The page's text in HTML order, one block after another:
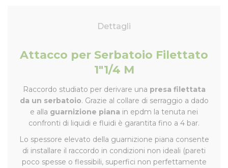
Dettagli
Attacco per Serbatoio Filettato
1"1/4 M
Raccordo studiato per derivare una presa filettata
da un serbatoio. Grazie al collare di serraggio a dado
e alla guarnizione piana in epdm la tenuta nei
confronti di liquidi e fluidi è garantita fino a 4 bar.
Lo spessore elevato della guarnizione piana consente
di installare il raccordo in condizioni non ideali (pareti
poco spesse o flessibili, superfici non perfettamente